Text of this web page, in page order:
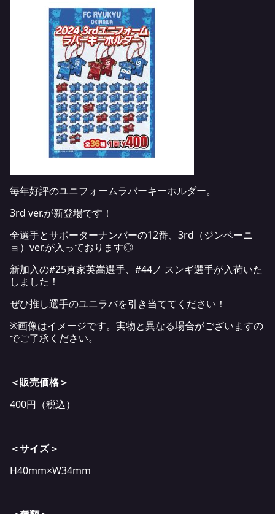
毎年好評のユニフォームラバーキーホルダー。
3rd ver.が新登場です！
全選手とサポーターナンバーの12番、3rd（ジンベーニ
ョ）ver.が入っております◎
新加入の#25真家英嵩選手、#44ノ スンギ選手が入荷いた
しました！
ぜひ推し選手のユニラバを引き当ててください！
※画像はイメージです。実物と異なる場合がございますの
でご了承ください。
＜販売価格＞
400円（税込）
＜サイズ＞
H40mm×W34mm